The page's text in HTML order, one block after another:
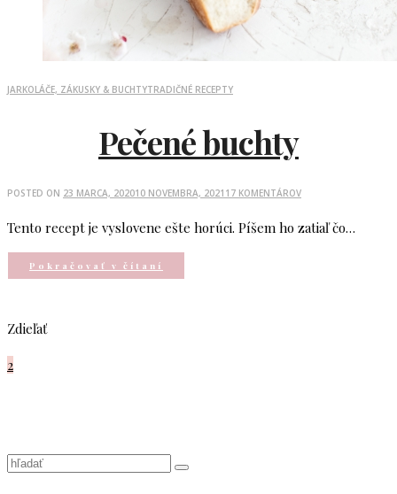
JARKOLÁČE, ZÁKUSKY & BUCHTYTRADIČNÉ RECEPTY
Pečené buchty
POSTED ON 23 MARCA, 202010 NOVEMBRA, 2021 17 KOMENTÁROV
Tento recept je vyslovene ešte horúci. Píšem ho zatiaľ čo…
Pokračovať v čítaní
Zdieľať
2